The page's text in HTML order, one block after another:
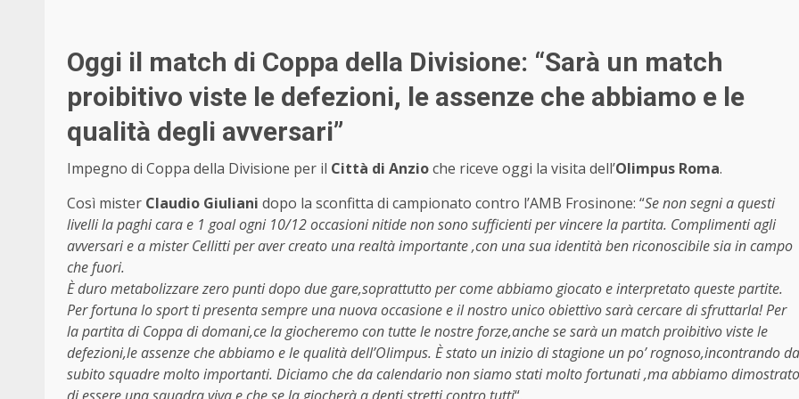
Oggi il match di Coppa della Divisione: “Sarà un match
proibitivo viste le defezioni, le assenze che abbiamo e le
qualità degli avversari”
Impegno di Coppa della Divisione per il Città di Anzioche riceve oggi la visita dell’Olimpus Roma.
Così mister Claudio Giuliani dopo la sconfitta di campionato contro l’AMB Frosinone: “Se non segni a questi
livelli la paghi cara e 1 goal ogni 10/12 occasioni nitide non sono sufficienti per vincere la partita. Complimenti agli
avversari e a mister Cellitti per aver creato una realtà importante ,con una sua identità ben riconoscibile sia in campo
che fuori.
È duro metabolizzare zero punti dopo due gare,soprattutto per come abbiamo giocato e interpretato queste partite.
Per fortuna lo sport ti presenta sempre una nuova occasione e il nostro unico obiettivo sarà cercare di sfruttarla! Per
la partita di Coppa di domani,ce la giocheremo con tutte le nostre forze,anche se sarà un match proibitivo viste le
defezioni,le assenze che abbiamo e le qualità dell’Olimpus. È stato un inizio di stagione un po’ rognoso,incontrando da
subito squadre molto importanti. Diciamo che da calendario non siamo stati molto fortunati ,ma abbiamo dimostrato